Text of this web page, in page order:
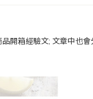
開箱經驗文; 文章中也